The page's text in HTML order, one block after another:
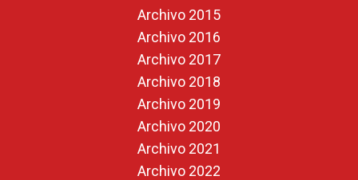
Archivo 2015
Archivo 2016
Archivo 2017
Archivo 2018
Archivo 2019
Archivo 2020
Archivo 2021
Archivo 2022